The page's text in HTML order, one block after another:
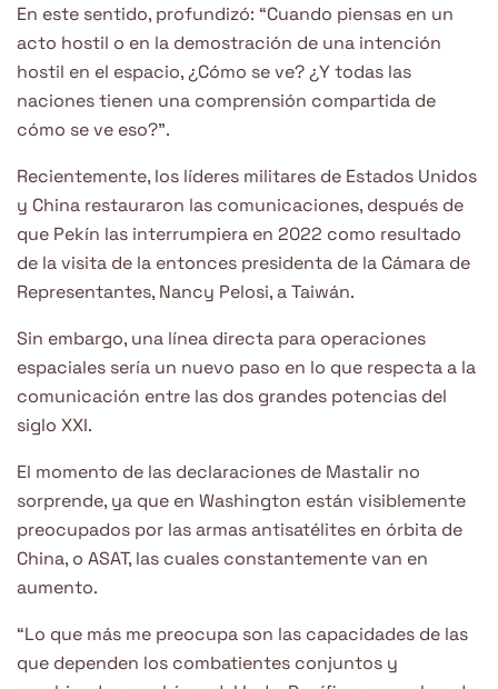
En este sentido, profundizó: “Cuando piensas en un
acto hostil o en la demostración de una intención
hostil en el espacio, ¿Cómo se ve? ¿Y todas las
naciones tienen una comprensión compartida de
cómo se ve eso?”.
Recientemente, los líderes militares de Estados Unidos
y China restauraron las comunicaciones, después de
que Pekín las interrumpiera en 2022 como resultado
de la visita de la entonces presidenta de la Cámara de
Representantes, Nancy Pelosi, a Taiwán.
Sin embargo, una línea directa para operaciones
espaciales sería un nuevo paso en lo que respecta a la
comunicación entre las dos grandes potencias del
siglo XXI.
El momento de las declaraciones de Mastalir no
sorprende, ya que en Washington están visiblemente
preocupados por las armas antisatélites en órbita de
China, o ASAT, las cuales constantemente van en
aumento.
“Lo que más me preocupa son las capacidades de las
que dependen los combatientes conjuntos y